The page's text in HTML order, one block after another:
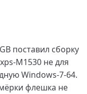
поставил сборку
M1530 не для
Windows-7-64.
флешка не